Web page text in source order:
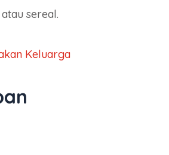
sereal.
Keluarga